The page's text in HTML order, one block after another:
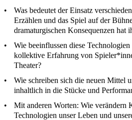
Was bedeutet der Einsatz
Erzählen und das Spiel auf der
dramaturgischen Konsequenzen hat
Wie beeinflussen diese
kollektive Erfahrung von
Theater?
Wie schreiben sich die neuen Mittel
inhaltlich in die Stücke und
Mit anderen Worten: Wie verändern
Technologien unser Leben und